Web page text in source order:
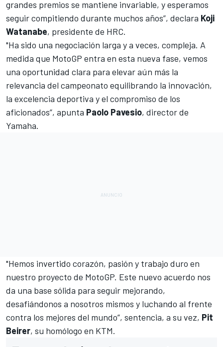
grandes premios se mantiene invariable, y esperamos
seguir compitiendo durante muchos años”, declara Koji
Watanabe, presidente de HRC.
"Ha sido una negociación larga y a veces, compleja. A
medida que MotoGP entra en esta nueva fase, vemos
una oportunidad clara para elevar aún más la
relevancia del campeonato equilibrando la innovación,
la excelencia deportiva y el compromiso de los
aficionados”, apunta Paolo Pavesio, director de
Yamaha.
"Hemos invertido corazón, pasión y trabajo duro en
nuestro proyecto de MotoGP. Este nuevo acuerdo nos
da una base sólida para seguir mejorando,
desafiándonos a nosotros mismos y luchando al frente
contra los mejores del mundo”, sentencia, a su vez, Pit
Beirer, su homólogo en KTM.